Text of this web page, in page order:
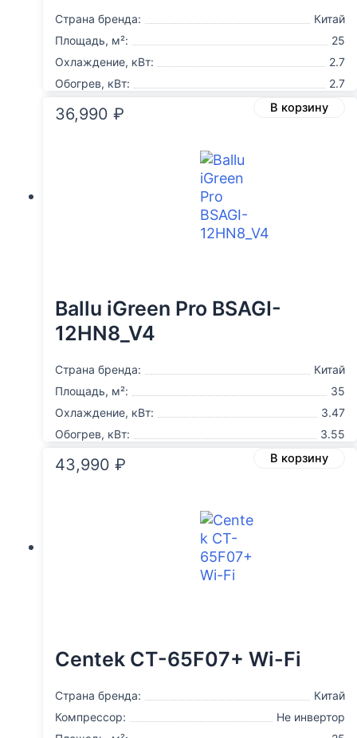
Страна бренда:
Китай
Площадь, м²:
25
Охлаждение, кВт:
2.7
Обогрев, кВт:
2.7
36,990 ₽ В корзину
Ballu iGreen Pro BSAGI-
12HN8_V4
Страна бренда:
Китай
Площадь, м²:
35
Охлаждение, кВт:
3.47
Обогрев, кВт:
3.55
43,990 ₽ В корзину
Centek CT-65F07+ Wi-Fi
Страна бренда:
Китай
Компрессор:
Не инвертор